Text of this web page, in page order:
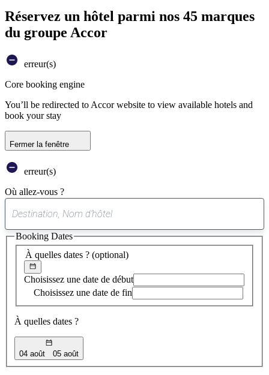
Réservez un hôtel parmi nos 45 marques
du groupe Accor
erreur(s)
Core booking engine
You’ll be redirected to Accor website to view available hotels and
book your stay
Fermer la fenêtre
erreur(s)
Où allez-vous ?
suggestion
trouvée
À quelles dates ? (optional)
Choisissez une date de début
Choisissez une date de fin
À quelles dates ?
04 août 05 août
Booking Dates